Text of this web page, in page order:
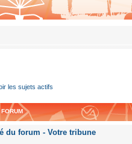
les sujets actifs
du forum - Votre tribune